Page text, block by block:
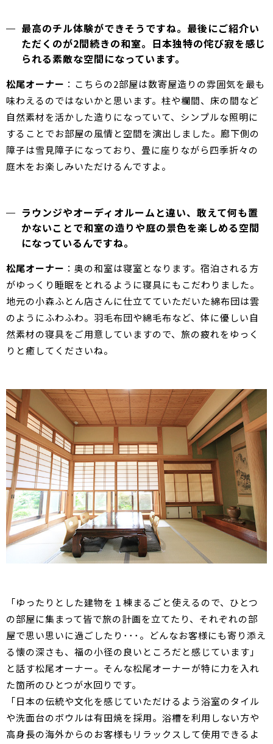
最高のチル体験ができそうですね。最後にご紹介い
ただくのが2間続きの和室。日本独特の侘び寂を感じ
られる素敵な空間になっています。
松尾オーナー ：こちらの2部屋は数寄屋造りの雰囲気を最も
味わえるのではないかと思います。柱や欄間、床の間など
自然素材を活かした造りになっていて、シンプルな照明に
することでお部屋の風情と空間を演出しました。廊下側の
障子は雪見障子になっており、畳に座りながら四季折々の
庭木をお楽しみいただけるんですよ。
ラウンジやオーディオルームと違い、敢えて何も置
かないことで和室の造りや庭の景色を楽しめる空間
になっているんですね。
松尾オーナー ：奥の和室は寝室となります。宿泊される方
がゆっくり睡眠をとれるように寝具にもこだわりました。
地元の小森ふとん店さんに仕立てていただいた綿布団は雲
のようにふわふわ。羽毛布団や綿毛布など、体に優しい自
然素材の寝具をご用意していますので、旅の疲れをゆっく
りと癒してくださいね。
「ゆったりとした建物を１棟まるごと使えるので、ひとつ
の部屋に集まって皆で旅の計画を立てたり、それぞれの部
屋で思い思いに過ごしたり･･･。どんなお客様にも寄り添え
る懐の深さも、福の小径の良いところだと感じています」
と話す松尾オーナー。そんな松尾オーナーが特に力を入れ
た箇所のひとつが水回りです。
「日本の伝統や文化を感じていただけるよう浴室のタイル
や洗面台のボウルは有田焼を採用。浴槽を利用しない方や
高身長の海外からのお客様もリラックスして使用できるよ